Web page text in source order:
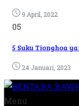
9 April, 2022
05
5 Suku Tionghoa
24 Januari, 2023
Menu